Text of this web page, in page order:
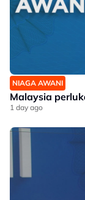
NIAGA AWANI
Malaysia
1 day ago